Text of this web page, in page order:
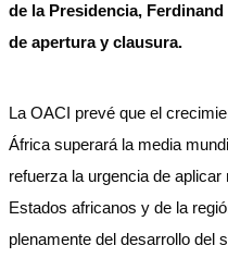
de la Presidencia,
de apertura y clausura.
La OACI prevé que el
África superará la media
refuerza la urgencia de
Estados africanos y de la
plenamente del desarrollo del